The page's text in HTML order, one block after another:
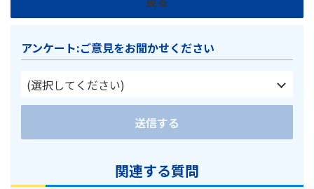
アンケート:ご意見をお聞かせください
(選択してください)
送信する
関連する質問